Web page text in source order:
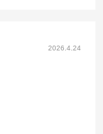
2026.4.24